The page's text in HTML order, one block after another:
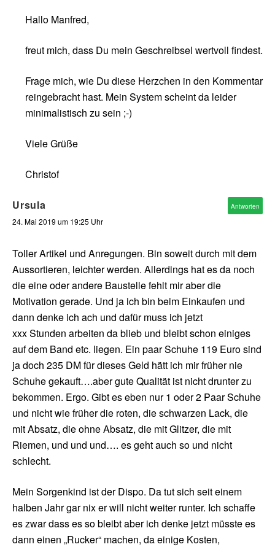
Hallo Manfred,
freut mich, dass Du mein Geschreibsel wertvoll findest.
Frage mich, wie Du diese Herzchen in den Kommentar
reingebracht hast. Mein System scheint da leider
minimalistisch zu sein ;-)
Viele Grüße
Christof
Ursula
24. Mai 2019 um 19:25 Uhr
Toller Artikel und Anregungen. Bin soweit durch mit dem
Aussortieren, leichter werden. Allerdings hat es da noch
die eine oder andere Baustelle fehlt mir aber die
Motivation gerade. Und ja ich bin beim Einkaufen und
dann denke ich ach und dafür muss ich jetzt
xxx Stunden arbeiten da blieb und bleibt schon einiges
auf dem Band etc. liegen. Ein paar Schuhe 119 Euro sind
ja doch 235 DM für dieses Geld hätt ich mir früher nie
Schuhe gekauft….aber gute Qualität ist nicht drunter zu
bekommen. Ergo. Gibt es eben nur 1 oder 2 Paar Schuhe
und nicht wie früher die roten, die schwarzen Lack, die
mit Absatz, die ohne Absatz, die mit Glitzer, die mit
Riemen, und und und…. es geht auch so und nicht
schlecht.
Mein Sorgenkind ist der Dispo. Da tut sich seit einem
halben Jahr gar nix er will nicht weiter runter. Ich schaffe
es zwar dass es so bleibt aber ich denke jetzt müsste es
dann einen „Rucker“ machen, da einige Kosten,
Antworten